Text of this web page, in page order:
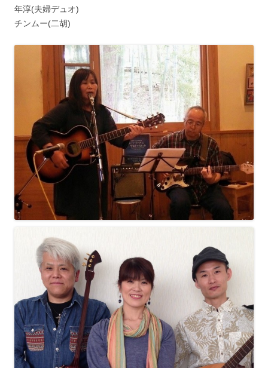
年淳(夫婦デュオ)
チンムー(二胡)